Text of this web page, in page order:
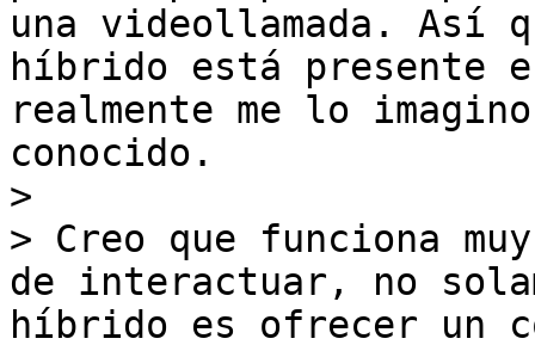
una videollamada. Así
híbrido está presente
realmente me lo
conocido.
>
> Creo que funciona
de interactuar, no
híbrido es ofrecer un